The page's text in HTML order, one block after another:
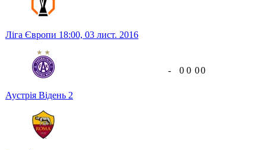
Ліга Європи 18:00, 03 лист. 2016
Аустрія Відень 2
- 0 0 00